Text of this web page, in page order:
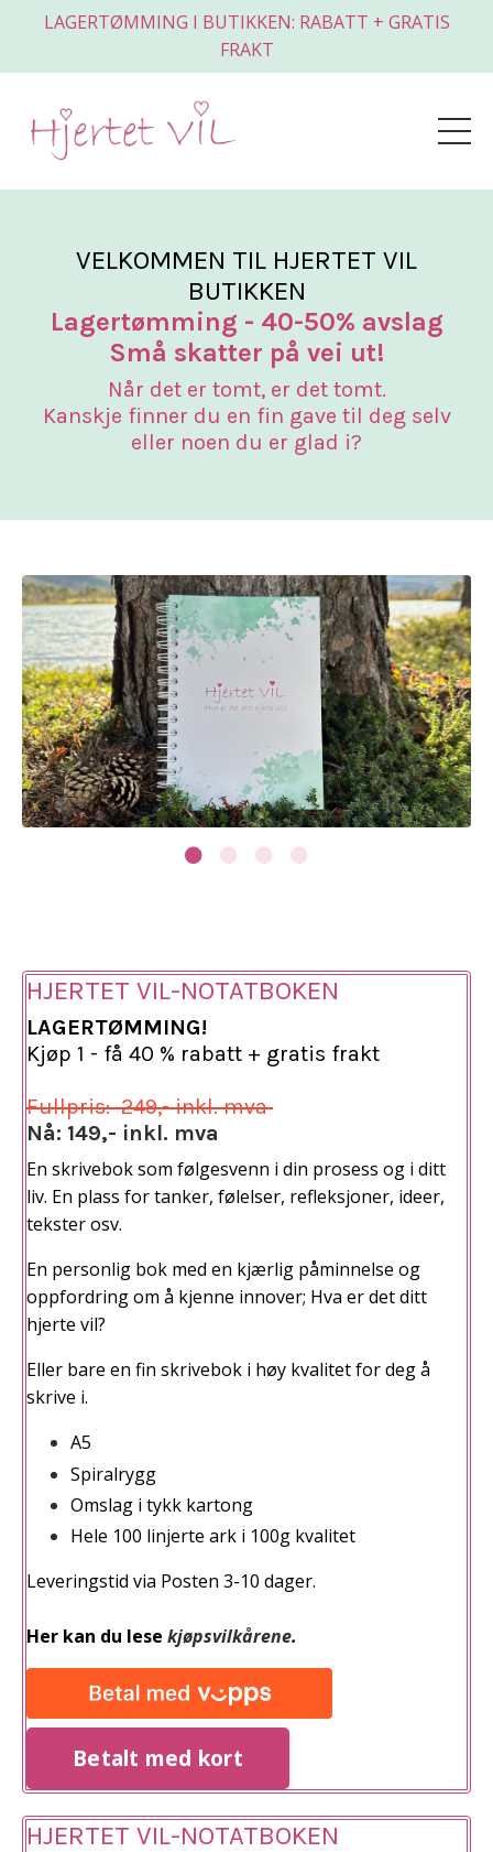
LAGERTØMMING I BUTIKKEN: RABATT + GRATIS
FRAKT
VELKOMMEN TIL HJERTET VIL
BUTIKKEN
Lagertømming - 40-50% avslag
Små skatter på vei ut!
Når det er tomt, er det tomt.
Kanskje finner du en fin gave til deg selv
eller noen du er glad i?
HJERTET VIL-NOTATBOKEN
LAGERTØMMING!
Kjøp 1 - få 40 % rabatt + gratis frakt
Fullpris: 249,- inkl. mva
Nå: 149,- inkl. mva
En skrivebok som følgesvenn i din prosess og i ditt
liv. En plass for tanker, følelser, refleksjoner, ideer,
tekster osv.
En personlig bok med en kjærlig påminnelse og
oppfordring om å kjenne innover; Hva er det ditt
hjerte vil?
Eller bare en fin skrivebok i høy kvalitet for deg å
skrive i.
A5
Spiralrygg
Omslag i tykk kartong
Hele 100 linjerte ark i 100g kvalitet
Leveringstid via Posten 3-10 dager.
Her kan du lese kjøpsvilkårene.
Betalt med kort
HJERTET VIL-NOTATBOKEN